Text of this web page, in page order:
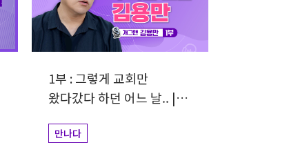
1부 : 그렇게 교회만
왔다갔다 하던 어느 날.. |
만나다